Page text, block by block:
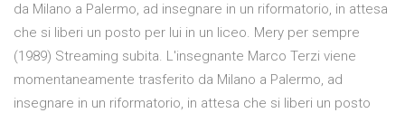
da Milano a Palermo, ad insegnare in un riformatorio, in attesa
che si liberi un posto per lui in un liceo. Mery per sempre
(1989) Streaming subita. L'insegnante Marco Terzi viene
momentaneamente trasferito da Milano a Palermo, ad
insegnare in un riformatorio, in attesa che si liberi un posto